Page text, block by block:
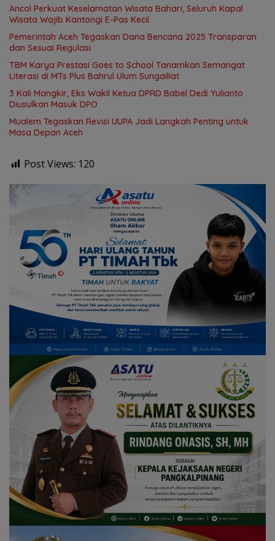
Ancol Perkuat Keselamatan Wisata Bahari, Seluruh Kapal
Wisata Wajib Kantongi E-Pas Kecil
Pemerintah Aceh Tegaskan Dana Bencana 2025 Transparan
dan Sesuai Regulasi
TBM Karya Prestasi Goes to School Tanamkan Semangat
Literasi di MTs Plus Bahrul Ulum Sungailiat
3 Kali Mangkir, Eks Wakil Ketua DPRD Babel Dedi Yulianto
Diusulkan Masuk DPO
Mualem Tegaskan Revisi UUPA Jadi Langkah Penting untuk
Masa Depan Aceh
Post Views: 120